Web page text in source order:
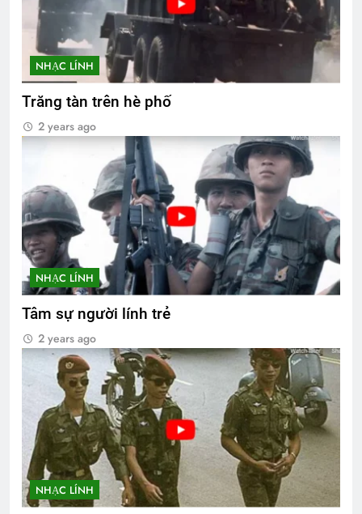
NHẠC LÍNH
Trăng tàn trên hè phố
2 years ago
NHẠC LÍNH
Tâm sự người lính trẻ
2 years ago
NHẠC LÍNH